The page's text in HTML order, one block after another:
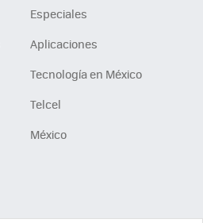
Especiales
Aplicaciones
Tecnología en México
Telcel
México